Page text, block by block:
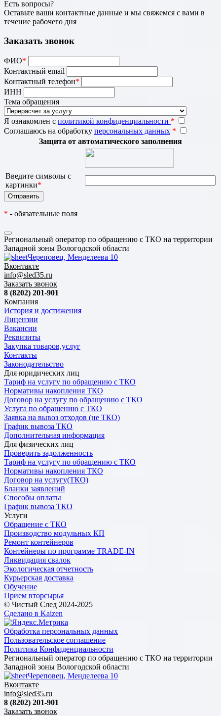
Есть вопросы?
Оставьте ваши контактные данные и мы свяжемся с вами в
течение рабочего дня
Заказать звонок
ФИО*
Контактный email
Контактный телефон*
ИНН
Тема обращения
Я ознакомлен с политикой конфиденциальности *
Соглашаюсь на обработку персональных данных *
Защита от автоматического заполнения
Введите символы с
картинки*
* - обязательные поля
Региональный оператор по обращению с ТКО на территории
Западной зоны Вологодской области
Череповец, Менделеева 10
Вконтакте
info@sled35.ru
Заказать звонок
8 (8202) 201-901
Компания
История и достижения
Лицензии
Вакансии
Реквизиты
Закупка товаров,услуг
Контакты
Законодательство
Для юридических лиц
Тариф на услугу по обращению с ТКО
Нормативы накопления ТКО
Договор на услугу по обращению с ТКО
Услуга по обращению с ТКО
Заявка на вывоз отходов (не ТКО)
График вывоза ТКО
Дополнительная информация
Для физических лиц
Проверить задолженность
Тариф на услугу по обращению с ТКО
Нормативы накопления ТКО
Договор на услугу(ТКО)
Бланки заявлений
Способы оплаты
График вывоза ТКО
Услуги
Обращение с ТКО
Производство модульных КП
Ремонт контейнеров
Контейнеры по программе TRADE-IN
Ликвидация свалок
Экологическая отчетность
Курьерская доставка
Обучение
Прием вторсырья
© Чистый След 2024-2025
Сделано в Kaizen
Обработка персональных данных
Пользовательское соглашение
Политика Конфиденциальности
Региональный оператор по обращению с ТКО на территории
Западной зоны Вологодской области
Череповец, Менделеева 10
Вконтакте
info@sled35.ru
8 (8202) 201-901
Заказать звонок